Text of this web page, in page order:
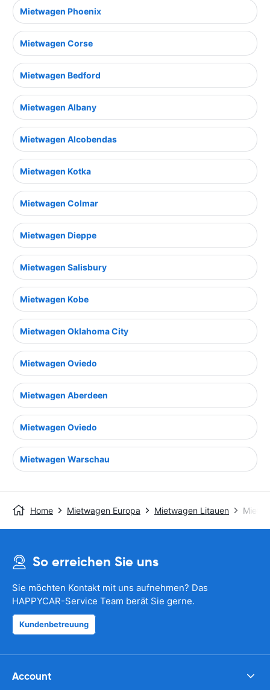
Mietwagen Phoenix
Mietwagen Corse
Mietwagen Bedford
Mietwagen Albany
Mietwagen Alcobendas
Mietwagen Kotka
Mietwagen Colmar
Mietwagen Dieppe
Mietwagen Salisbury
Mietwagen Kobe
Mietwagen Oklahoma City
Mietwagen Oviedo
Mietwagen Aberdeen
Mietwagen Oviedo
Mietwagen Warschau
Home Mietwagen Europa Mietwagen Litauen
So erreichen Sie uns
Sie möchten Kontakt mit uns aufnehmen? Das
HAPPYCAR-Service Team berät Sie gerne.
Kundenbetreuung
Account